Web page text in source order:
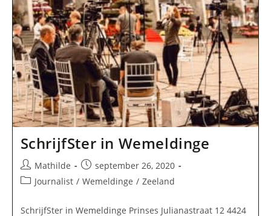
SchrijfSter in Wemeldinge
Bericht
auteur:
Mathilde
Bericht
gepubliceerd
september 26, 2020
Berichtcategorie:
Journalist / Wemeldinge / Zeeland
SchrijfSter in Wemeldinge Prinses Julianastraat 12 4424